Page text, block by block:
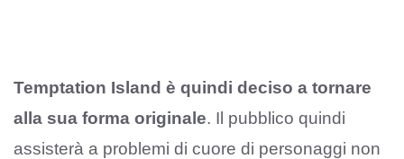
Temptation Island è quindi deciso a tornare
alla sua forma originale. Il pubblico quindi
assisterà a problemi di cuore di personaggi non